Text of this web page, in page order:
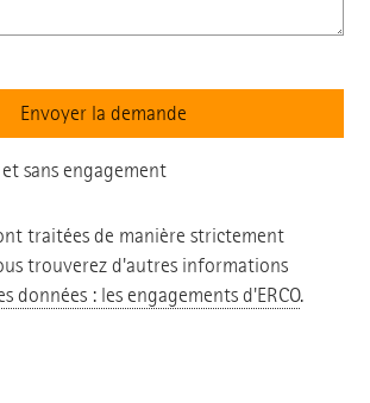
sans engagement
traitées de manière strictement
trouverez d'autres informations
données : les engagements d'ERCO.